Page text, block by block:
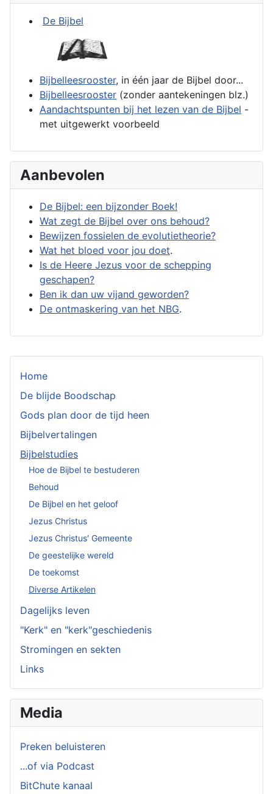
Home
De blijde Boodschap
Gods plan door de tijd heen
Bijbelvertalingen
Bijbelstudies
Hoe de Bijbel te bestuderen
Behoud
De Bijbel en het geloof
Jezus Christus
Jezus Christus' Gemeente
De geestelijke wereld
De toekomst
Diverse Artikelen
Dagelijks leven
"Kerk" en "kerk"geschiedenis
Stromingen en sekten
Links
Media
Preken beluisteren
...of via Podcast
BitChute kanaal
De Bijbel
Bijbelleesrooster, in één jaar de Bijbel door...
Bijbelleesrooster (zonder aantekeningen blz.)
Aandachtspunten bij het lezen van de Bijbel -
met uitgewerkt voorbeeld
Aanbevolen
De Bijbel: een bijzonder Boek!
Wat zegt de Bijbel over ons behoud?
Bewijzen fossielen de evolutietheorie?
Wat het bloed voor jou doet.
Is de Heere Jezus voor de schepping
geschapen?
Ben ik dan uw vijand geworden?
De ontmaskering van het NBG.